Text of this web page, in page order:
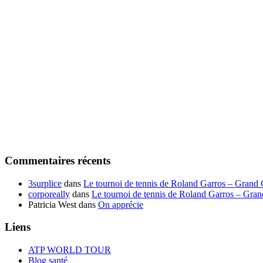
Commentaires récents
3surplice dans Le tournoi de tennis de Roland Garros – Grand
corporeally dans Le tournoi de tennis de Roland Garros –
Patricia West dans On apprécie
Liens
ATP WORLD TOUR
Blog santé